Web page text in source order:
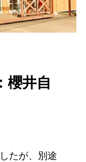
櫻井自
たが、別途